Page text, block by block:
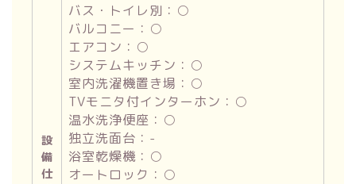
設
備
仕
バス・トイレ別：○
バルコニー：○
エアコン：○
システムキッチン：○
室内洗濯機置き場：○
TVモニタ付インターホン：○
温水洗浄便座：○
独立洗面台：-
浴室乾燥機：○
オートロック：○